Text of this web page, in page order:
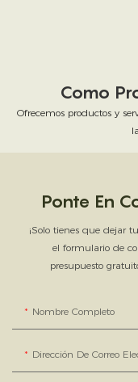
Como
Ofrecemos productos y
Ponte En
¡Solo tienes que dejar
el formulario de
presupuesto
Nombre Completo
Dirección De Correo